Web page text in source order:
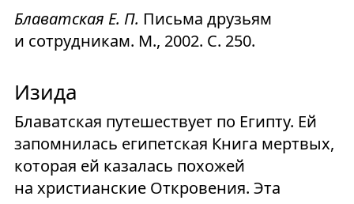
Блаватская Е. П. Письма друзьям
и сотрудникам. М., 2002. С. 250.
Изида
Блаватская путешествует по Египту. Ей
запомнилась египетская Книга мертвых,
которая ей казалась похожей
на христианские Откровения. Эта